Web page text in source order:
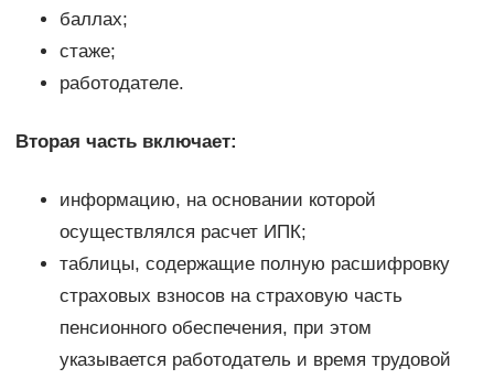
баллах;
стаже;
работодателе.
Вторая часть включает:
информацию, на основании которой
осуществлялся расчет ИПК;
таблицы, содержащие полную расшифровку
страховых взносов на страховую часть
пенсионного обеспечения, при этом
указывается работодатель и время трудовой